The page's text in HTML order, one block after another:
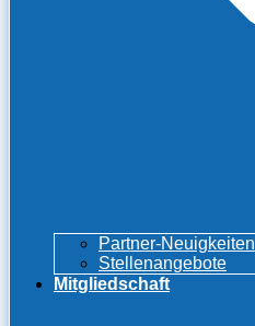
Partner-Neuigkeiten
Stellenangebote
Mitgliedschaft